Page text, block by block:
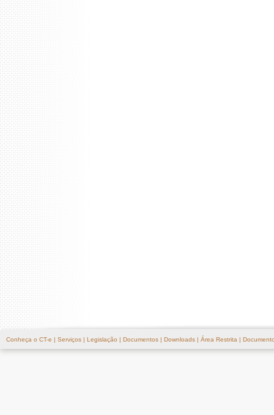
Conheça o CT-e | Serviços | Legislação | Documentos | Downloads | Área Restrita |